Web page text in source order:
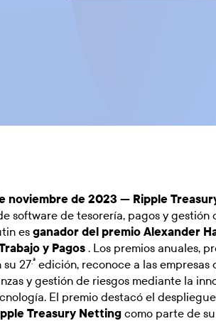
noviembre de 2023 — Ripple
software de tesorería, pagos y gestión
es ganador del premio Alexander
y Pagos . Los premios anuales,
27.ª edición, reconoce a las empresas
y gestión de riesgos mediante la
El premio destacó el
Treasury Netting como parte de